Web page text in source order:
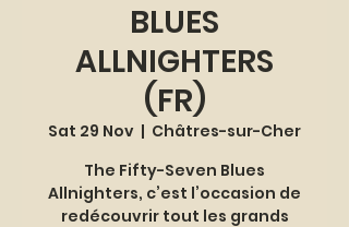
BLUES
ALLNIGHTERS
(FR)
Sat 29 Nov
  |
Châtres-sur-Cher
The Fifty-Seven Blues
Allnighters, c’est l’occasion de
redécouvrir tout les grands